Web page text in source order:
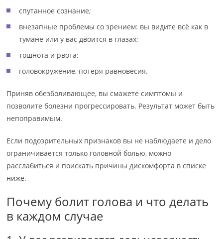
спутанное сознание;
внезапные проблемы со зрением: вы видите всё как в
тумане или у вас двоится в глазах;
тошнота и рвота;
головокружение, потеря равновесия.
Приняв обезболивающее, вы смажете симптомы и
позволите болезни прогрессировать. Результат может быть
непоправимым.
Если подозрительных признаков вы не наблюдаете и дело
ограничивается только головной болью, можно
расслабиться и поискать причины дискомфорта в списке
ниже.
Почему болит голова и что делать
в каждом случае